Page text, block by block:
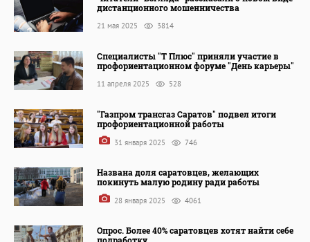
дистанционного мошенничества
21 мая 2025 3814
Специалисты "Т Плюс" приняли участие в
профориентационном форуме "День карьеры"
11 апреля 2025 528
"Газпром трансгаз Саратов" подвел итоги
профориентационной работы
31 января 2025 746
Названа доля саратовцев, желающих
покинуть малую родину ради работы
28 января 2025 4061
Опрос. Более 40% саратовцев хотят найти себе
подработку